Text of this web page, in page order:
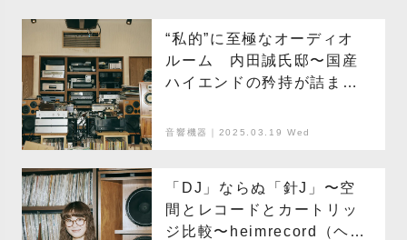
“私的”に至極なオーディオ
ルーム 内田誠氏邸〜国産
ハイエンドの矜持が詰まっ
音響機器｜2025.03.19 Wed
「DJ」ならぬ「針J」〜空
間とレコードとカートリッ
ジ比較〜heimrecord（ヘイ